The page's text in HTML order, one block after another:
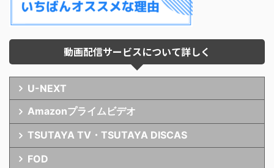
動画配信サービスについて詳しく
U-NEXT
Amazonプライムビデオ
TSUTAYA TV・TSUTAYA DISCAS
FOD